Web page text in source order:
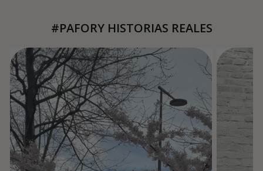
#PAFORY HISTORIAS REALES